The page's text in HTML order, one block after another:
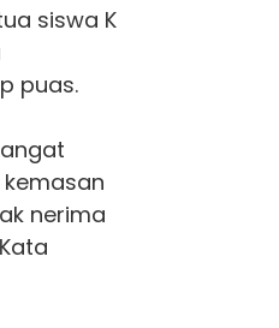
siswa K
puas.
nerima